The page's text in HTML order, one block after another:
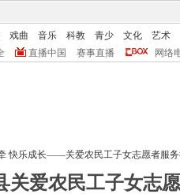
戏曲 音乐 科教 青少 文化
艺术
直播中国 赛事直播 网络
快乐成长——关爱农民工子女志愿者服
关爱农民工子女志